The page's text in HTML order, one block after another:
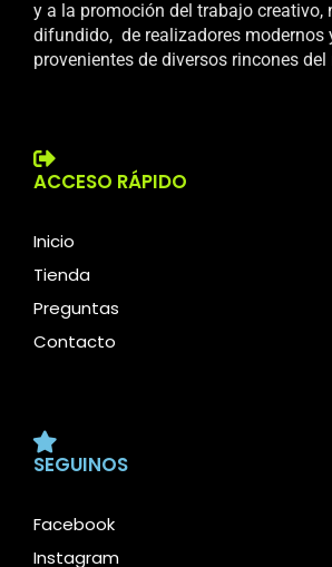
y a la promoción del trabajo creativo,
difundido, de realizadores modernos
provenientes de diversos rincones
ACCESO RÁPIDO
Inicio
Tienda
Preguntas
Contacto
SEGUINOS
Facebook
Instagram